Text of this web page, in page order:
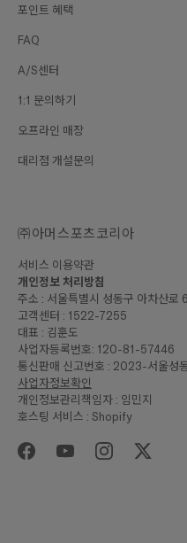
합계
포인트 혜택
FAQ
A/S센터
1:1 문의하기
오프라인 매장
대리점 개설문의
㈜아머스포츠코리아
서비스 이용약관
개인정보 처리방침
주소 : 서울특별시 성동구 아차산로
고객센터 : 1522-7255
대표 : 김훈도
사업자등록번호: 120-81-57446
통신판매 신고번호 : 2023-서울성
사업자정보확인
개인정보관리책임자 : 임민지
호스팅 서비스 : Shopify